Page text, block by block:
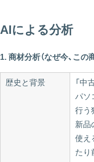
AIによる分析
1. 商材分析（なぜ今、この
歴史と背景
「中
パソ
行う
新品
使え
たり